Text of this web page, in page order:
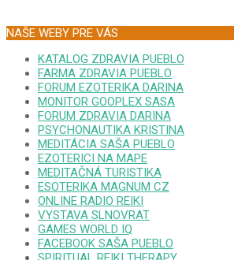
NAŠE WEBY PRE VÁS
KATALOG ZDRAVIA PUEBLO
FARMA ZDRAVIA PUEBLO
FORUM EZOTERIKA DARINA
MONITOR GOOPLEX SASA
FORUM ZDRAVIA DARINA
PSYCHONAUTIKA KRISTINA
MEDITÁCIA SAŠA PUEBLO
EZOTERICI NA MAPE
MEDITAČNÁ TURISTIKA
ESOTERIKA MAGNUM CZ
ONLINE RADIO REIKI
VYSTAVA SLNOVRAT
GAMES WORLD IQ
FACEBOOK SAŠA PUEBLO